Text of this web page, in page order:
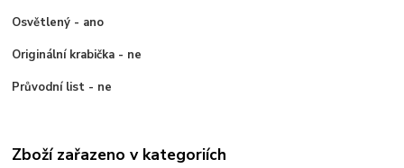
Osvětlený - ano
Originální krabička - ne
Průvodní list - ne
Zboží zařazeno v kategoriích